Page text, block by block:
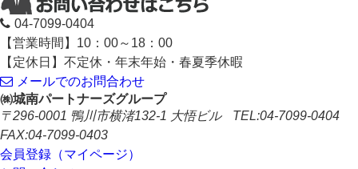
04-7099-0404
【営業時間】10：00～18：00
【定休日】不定休・年末年始・春夏季休暇
メールでのお問合わせ
㈱城南パートナーズグループ
〒296-0001 鴨川市横渚132‐1 大悟ビル
TEL:04-7099-0404
FAX:04-7099-0403
会員登録（マイページ）